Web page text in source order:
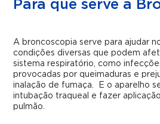
Para que serve a
A broncoscopia serve para ajudar
condições diversas que podem
sistema respiratório, como
provocadas por queimaduras e
inalação de fumaça. E o aparelho
intubação traqueal e fazer
pulmão.